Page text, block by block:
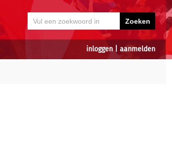
inloggen| aanmelden